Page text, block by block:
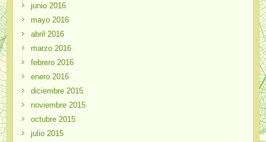
junio 2016
mayo 2016
abril 2016
marzo 2016
febrero 2016
enero 2016
diciembre 2015
noviembre 2015
octubre 2015
julio 2015